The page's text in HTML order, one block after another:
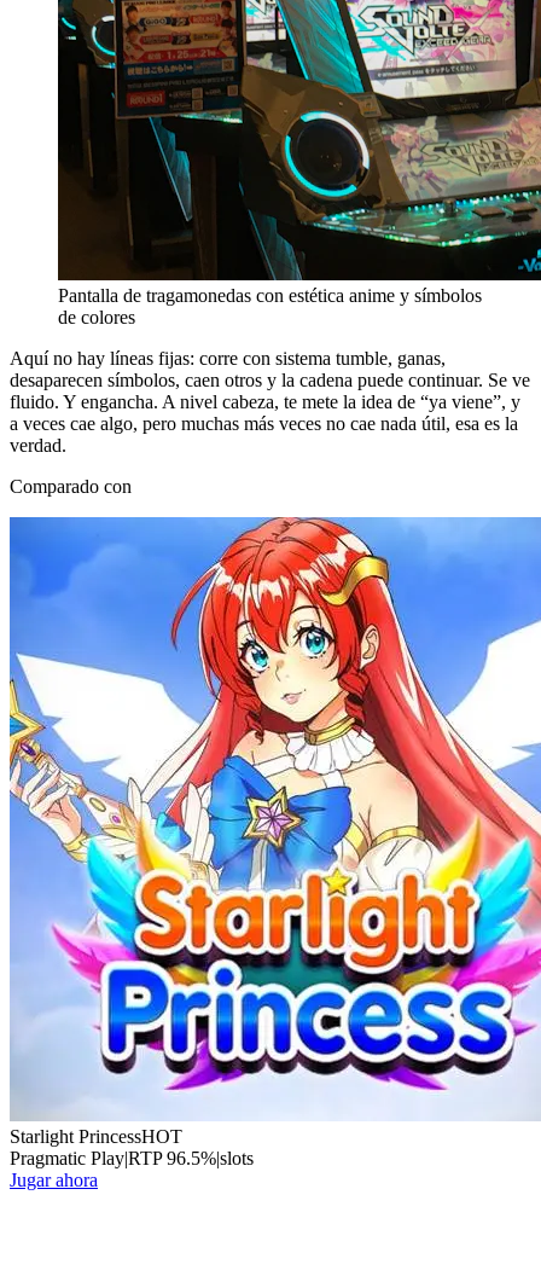
Pantalla de tragamonedas con estética anime y símbolos
de colores
Aquí no hay líneas fijas: corre con sistema tumble, ganas,
desaparecen símbolos, caen otros y la cadena puede continuar. Se ve
fluido. Y engancha. A nivel cabeza, te mete la idea de “ya viene”, y
a veces cae algo, pero muchas más veces no cae nada útil, esa es la
verdad.
Comparado con
Starlight PrincessHOT
Pragmatic Play|RTP96.5%|slots
Jugar ahora